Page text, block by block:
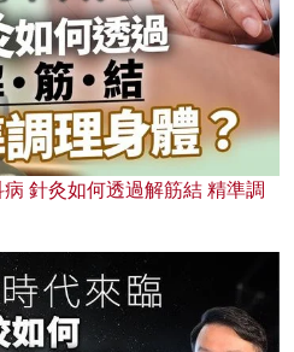
針灸如何透過解筋結 精準調